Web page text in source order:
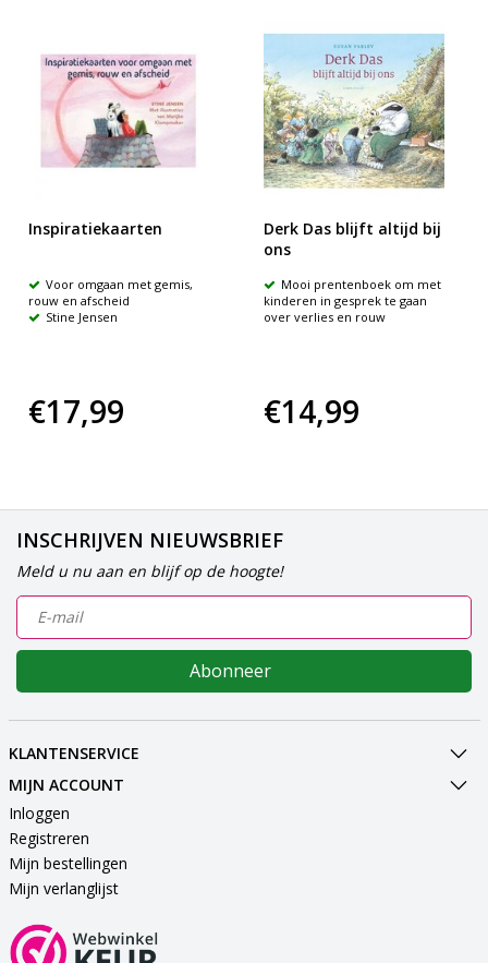
Inspiratiekaarten
Voor omgaan met gemis,
rouw en afscheid
Stine Jensen
€17,99
Derk Das blijft altijd bij
ons
Mooi prentenboek om met
kinderen in gesprek te gaan
over verlies en rouw
€14,99
INSCHRIJVEN NIEUWSBRIEF
Meld u nu aan en blijf op de hoogte!
Abonneer
KLANTENSERVICE
MIJN ACCOUNT
Inloggen
Registreren
Mijn bestellingen
Mijn verlanglijst